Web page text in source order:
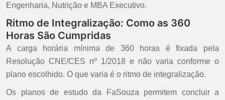
Engenharia, Nutrição e MBA Executivo.
Ritmo de Integralização: Como as 360
Horas São Cumpridas
A carga horária mínima de 360 horas é fixada pela
Resolução CNE/CES nº 1/2018 e não varia conforme o
plano escolhido. O que varia é o ritmo de integralização.
Os planos de estudo da FaSouza permitem concluir a